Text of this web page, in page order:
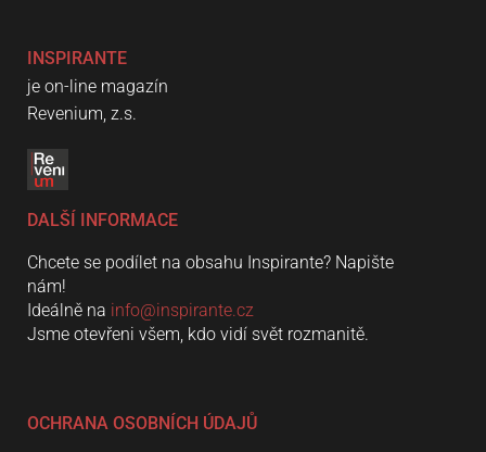
INSPIRANTE
je on-line magazín
Revenium, z.s.
DALŠÍ INFORMACE
Chcete se podílet na obsahu Inspirante? Napište
nám!
Ideálně na info@inspirante.cz
Jsme otevřeni všem, kdo vidí svět rozmanitě.
OCHRANA OSOBNÍCH ÚDAJŮ